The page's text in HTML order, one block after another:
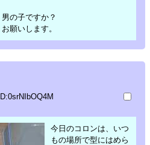
の子ですか？
願いします。
今日のコロンは、いつ
もの場所で型にはめら